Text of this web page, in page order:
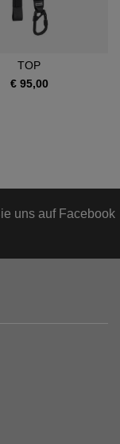
TOP
€ 95,00
uns auf Facebook